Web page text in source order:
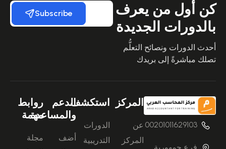
كن أول من يعرف
بالدورات الجديدة
أحدث الدورات ونصائح التعلُّم
تصلك مباشرةً إلى بريدك
Subscribe
00201011629103
المركز
عن
المركز
استكشف
الدورات
التدريبية
الدعم
والمساعدة
أضف
روابط
مهمة
مجلة